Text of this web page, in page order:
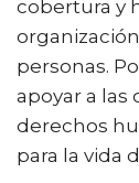
cobertura y
personas.
apoyar a
derechos
para la vida